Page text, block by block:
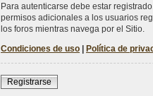
Para autenticarse debe estar
permisos adicionales a los usuarios
los foros mientras navega por el Sitio.
Condiciones de uso | Política de
Registrarse